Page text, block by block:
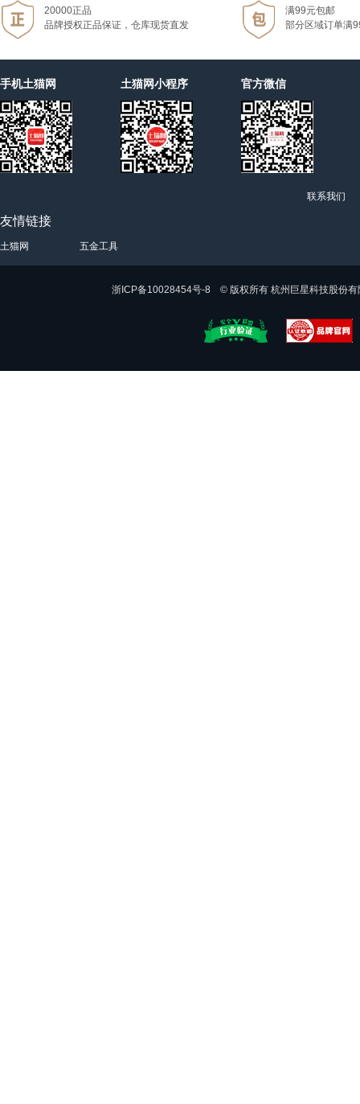
20000正品
品牌授权正品保证，仓库现货直发
满99元包邮
部分区域订单满
手机土猫网 土猫网小程序 官方微信
联系我们
友情链接
土猫网 五金工具
浙ICP备10028454号-8 © 版权所有 杭州巨星科技股份